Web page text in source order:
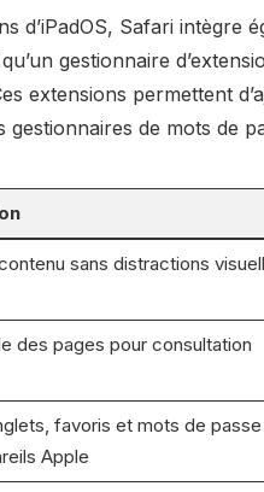
d’iPadOS, Safari intègre
gestionnaire
extensions permettent
gestionnaires de mots de
sans distractions
des pages pour consultation
favoris et mots de passe
Apple